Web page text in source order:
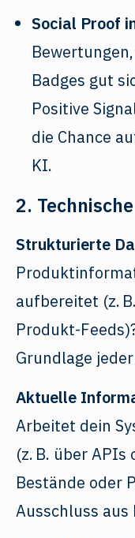
Social Proof
Badges gut
Positive
die Chance
KI.
2.
Strukturierte
aufbereitet (z.
Produkt-
Grundlage
Aktuelle
Arbeitet dein
(z. B. über APIs
Bestände oder
Ausschluss